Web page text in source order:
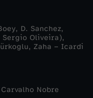
D. Sanchez,
Sergio Oliveira),
Zaha – Icardi
Nobre